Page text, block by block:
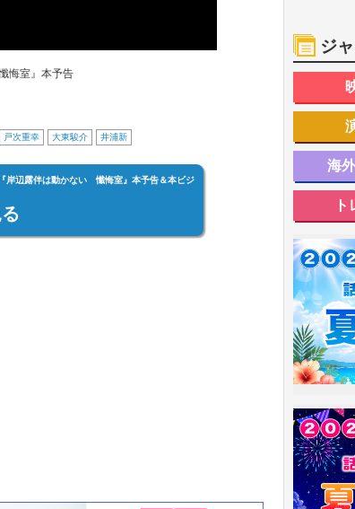
悔室』本予告
戸次重幸 大東駿介 井浦新
岸辺露伴は動かない 懺悔室』本予告＆本ビジ
ジ
海